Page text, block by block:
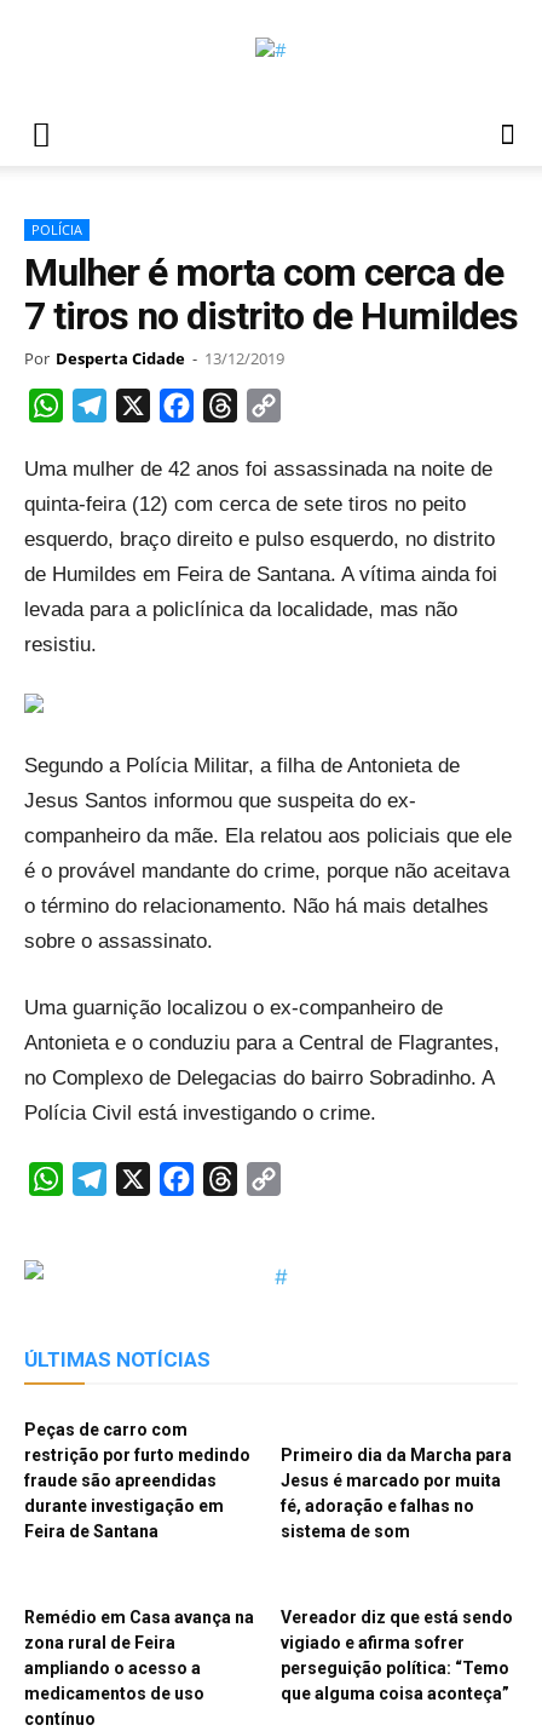
POLÍCIA
Mulher é morta com cerca de
7 tiros no distrito de Humildes
Por Desperta Cidade - 13/12/2019
WhatsAppTelegram FacebookThreads
Uma mulher de 42 anos foi assassinada na noite de
quinta-feira (12) com cerca de sete tiros no peito
esquerdo, braço direito e pulso esquerdo, no distrito
de Humildes em Feira de Santana. A vítima ainda foi
levada para a policlínica da localidade, mas não
resistiu.
Segundo a Polícia Militar, a filha de Antonieta de
Jesus Santos informou que suspeita do ex-
companheiro da mãe. Ela relatou aos policiais que ele
é o provável mandante do crime, porque não aceitava
o término do relacionamento. Não há mais detalhes
sobre o assassinato.
Uma guarnição localizou o ex-companheiro de
Antonieta e o conduziu para a Central de Flagrantes,
no Complexo de Delegacias do bairro Sobradinho. A
Polícia Civil está investigando o crime.
WhatsAppTelegram FacebookThreads
ÚLTIMAS NOTÍCIAS
Peças de carro com
restrição por furto medindo
fraude são apreendidas
durante investigação em
Feira de Santana
Primeiro dia da Marcha para
Jesus é marcado por muita
fé, adoração e falhas no
sistema de som
Remédio em Casa avança na
zona rural de Feira
ampliando o acesso a
medicamentos de uso
contínuo
Vereador diz que está sendo
vigiado e afirma sofrer
perseguição política: “Temo
que alguma coisa aconteça”